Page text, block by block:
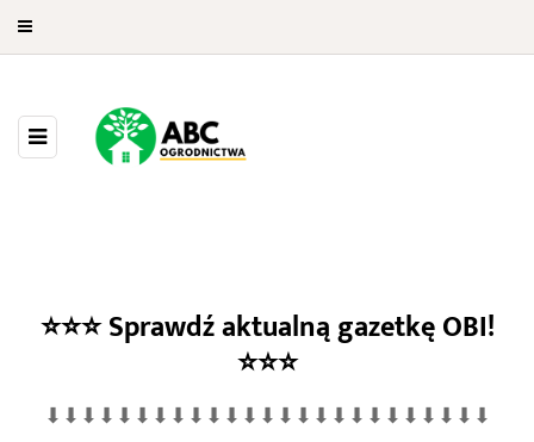
OBI Gdynia
⭐⭐⭐Sprawdź aktualną gazetkę OBI!
⭐⭐⭐
⬇⬇⬇⬇⬇⬇⬇⬇⬇⬇⬇⬇⬇⬇⬇⬇⬇⬇⬇⬇⬇⬇⬇⬇⬇